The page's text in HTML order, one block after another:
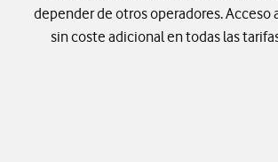
depender de otros operadores. Acceso
sin coste adicional en todas las